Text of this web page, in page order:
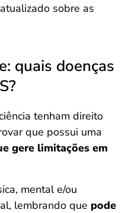
sobre as
quais doenças
tenham direito
que possui uma
gere limitações em
mental e/ou
lembrando que pode